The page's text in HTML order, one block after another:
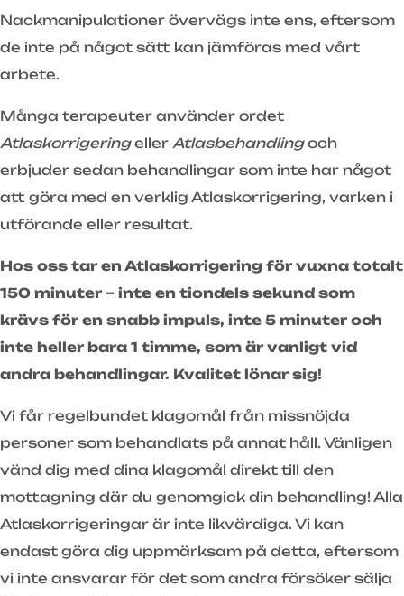
Nackmanipulationer övervägs inte ens, eftersom
de inte på något sätt kan jämföras med vårt
arbete.
Många terapeuter använder ordet
Atlaskorrigeringeller Atlasbehandlingoch
erbjuder sedan behandlingar som inte har något
att göra med en verklig Atlaskorrigering, varken i
utförande eller resultat.
Hos oss tar en Atlaskorrigering för vuxna totalt
150 minuter – inte en tiondels sekund som
krävs för en snabb impuls, inte 5 minuter och
inte heller bara 1 timme, som är vanligt vid
andra behandlingar. Kvalitet lönar sig!
Vi får regelbundet klagomål från missnöjda
personer som behandlats på annat håll. Vänligen
vänd dig med dina klagomål direkt till den
mottagning där du genomgick din behandling! Alla
Atlaskorrigeringar är inte likvärdiga. Vi kan
endast göra dig uppmärksam på detta, eftersom
vi inte ansvarar för det som andra försöker sälja